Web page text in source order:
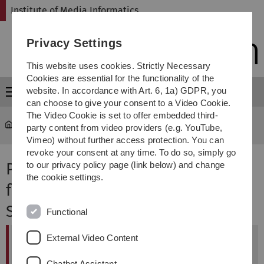
Skip
Skip
Skip
Skip
Institute of Media Informatics
Menu
MI ... Project User-Centered Desing
Projekt: User-Centered Design
for Interactive Systems,
Sommersemester 2024
English
We coordinate the projects and applied
Privacy Settings
This website uses cookies. Strictly Necessary
Cookies are essential for the functionality of the
website. In accordance with Art. 6, 1a) GDPR, you
can choose to give your consent to a Video Cookie.
The Video Cookie is set to offer embedded third-
party content from video providers (e.g. YouTube,
Vimeo) without further access protection. You can
revoke your consent at any time. To do so, simply go
to our privacy policy page (link below) and change
the cookie settings.
Functional
External Video Content